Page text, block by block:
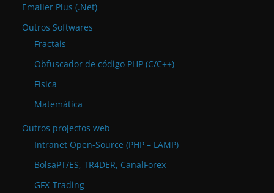
Emailer Plus (.Net)
Outros Softwares
Fractais
Obfuscador de código PHP (C/C++)
Física
Matemática
Outros projectos web
Intranet Open-Source (PHP – LAMP)
BolsaPT/ES, TR4DER, CanalForex
GFX-Trading